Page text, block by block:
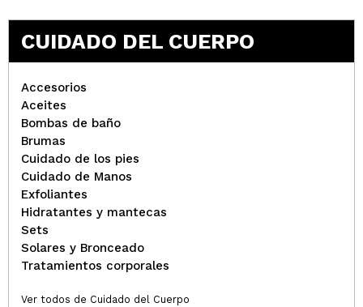
CUIDADO DEL CUERPO
Accesorios
Aceites
Bombas de baño
Brumas
Cuidado de los pies
Cuidado de Manos
Exfoliantes
Hidratantes y mantecas
Sets
Solares y Bronceado
Tratamientos corporales
Ver todos de Cuidado del Cuerpo